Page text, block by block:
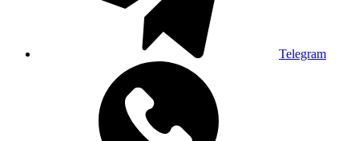
Telegram